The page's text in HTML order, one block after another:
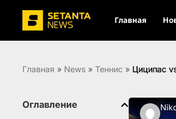
Главная
Главная » News » Теннис » Циципас
Оглавление